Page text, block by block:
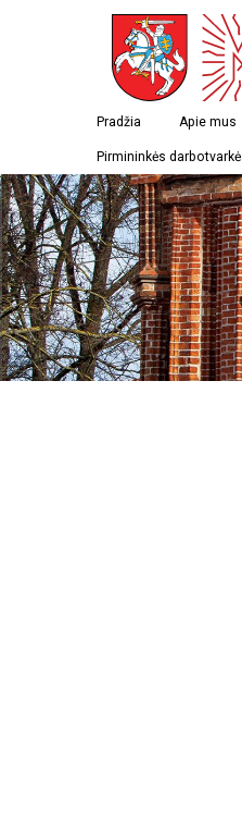
Pradžia Apie mus
Pirmininkės darbotvarkė